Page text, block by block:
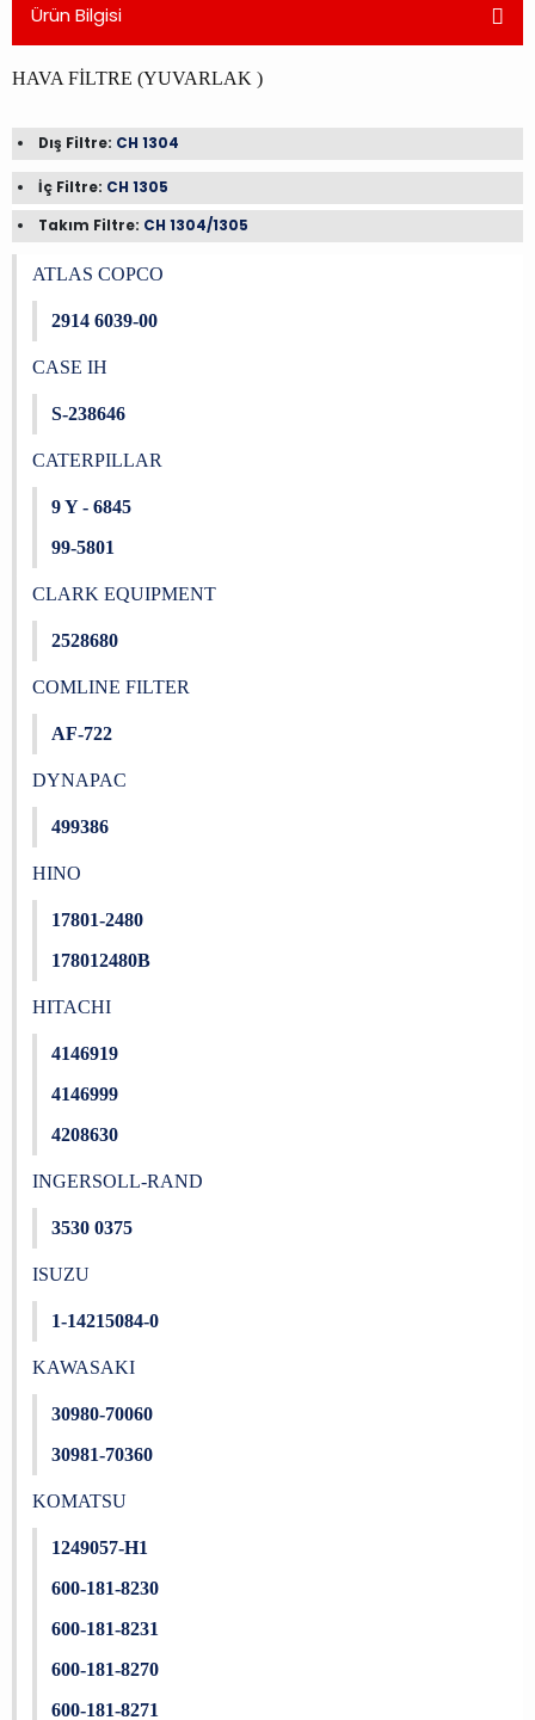
Ürün Bilgisi
HAVA FİLTRE (YUVARLAK )
Dış Filtre: CH 1304
İç Filtre: CH 1305
Takım Filtre: CH 1304/1305
ATLAS COPCO
2914 6039-00
CASE IH
S-238646
CATERPILLAR
9 Y - 6845
99-5801
CLARK EQUIPMENT
2528680
COMLINE FILTER
AF-722
DYNAPAC
499386
HINO
17801-2480
178012480B
HITACHI
4146919
4146999
4208630
INGERSOLL-RAND
3530 0375
ISUZU
1-14215084-0
KAWASAKI
30980-70060
30981-70360
KOMATSU
1249057-H1
600-181-8230
600-181-8231
600-181-8270
600-181-8271